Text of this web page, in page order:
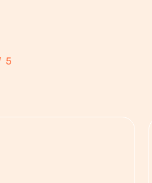
5